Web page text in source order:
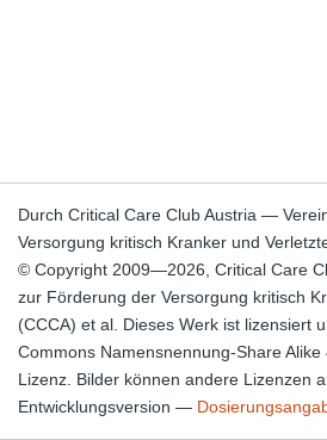
Durch Critical Care Club Austria —
Versorgung kritisch Kranker und
© Copyright 2009—2026, Critical Care
zur Förderung der Versorgung kritisch
(CCCA) et al. Dieses Werk ist lizensiert
Commons Namensnennung-Share
Lizenz. Bilder können andere Lizenzen
Entwicklungsversion —